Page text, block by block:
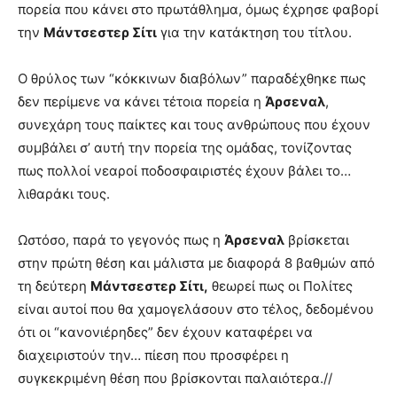
πορεία που κάνει στο πρωτάθλημα, όμως έχρησε φαβορί
την Μάντσεστερ Σίτι για την κατάκτηση του τίτλου.
Ο θρύλος των “κόκκινων διαβόλων” παραδέχθηκε πως
δεν περίμενε να κάνει τέτοια πορεία η Άρσεναλ,
συνεχάρη τους παίκτες και τους ανθρώπους που έχουν
συμβάλει σ’ αυτή την πορεία της ομάδας, τονίζοντας
πως πολλοί νεαροί ποδοσφαιριστές έχουν βάλει το…
λιθαράκι τους.
Ωστόσο, παρά το γεγονός πως η Άρσεναλ βρίσκεται
στην πρώτη θέση και μάλιστα με διαφορά 8 βαθμών από
τη δεύτερη Μάντσεστερ Σίτι, θεωρεί πως οι Πολίτες
είναι αυτοί που θα χαμογελάσουν στο τέλος, δεδομένου
ότι οι “κανονιέρηδες” δεν έχουν καταφέρει να
διαχειριστούν την… πίεση που προσφέρει η
συγκεκριμένη θέση που βρίσκονται παλαιότερα.//